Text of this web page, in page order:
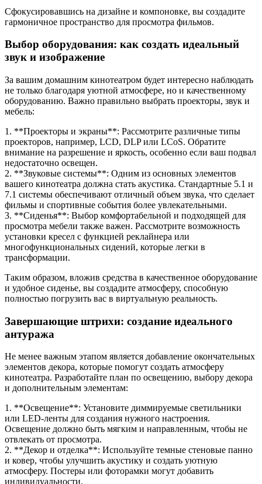
Сфокусировавшись на дизайне и компоновке, вы создадите
гармоничное пространство для просмотра фильмов.
Выбор оборудования: как создать идеальный
звук и изображение
За вашим домашним кинотеатром будет интересно наблюдать
не только благодаря уютной атмосфере, но и качественному
оборудованию. Важно правильно выбрать проекторы, звук и
мебель:
1. **Проекторы и экраны**: Рассмотрите различные типы
проекторов, например, LCD, DLP или LCoS. Обратите
внимание на разрешение и яркость, особенно если ваш подвал
недостаточно освещен.
2. **Звуковые системы**: Одним из основных элементов
вашего кинотеатра должна стать акустика. Стандартные 5.1 и
7.1 системы обеспечивают отличный объем звука, что сделает
фильмы и спортивные события более увлекательными.
3. **Сиденья**: Выбор комфортабельной и подходящей для
просмотра мебели также важен. Рассмотрите возможность
установки кресел с функцией реклайнера или
многофункциональных сидений, которые легки в
трансформации.
Таким образом, вложив средства в качественное оборудование
и удобное сиденье, вы создадите атмосферу, способную
полностью погрузить вас в виртуальную реальность.
Завершающие штрихи: создание идеального
антуража
Не менее важным этапом является добавление окончательных
элементов декора, которые помогут создать атмосферу
кинотеатра. Разработайте план по освещению, выбору декора
и дополнительным элементам:
1. **Освещение**: Установите диммируемые светильники
или LED-ленты для создания нужного настроения.
Освещение должно быть мягким и направленным, чтобы не
отвлекать от просмотра.
2. **Декор и отделка**: Используйте темные стеновые панно
и ковер, чтобы улучшить акустику и создать уютную
атмосферу. Постеры или фоторамки могут добавить
индивидуальности.